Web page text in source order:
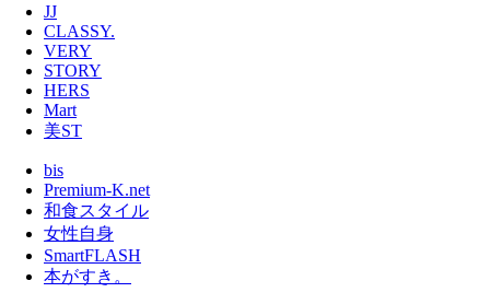
JJ
CLASSY.
VERY
STORY
HERS
Mart
美ST
bis
Premium-K.net
和食スタイル
女性自身
SmartFLASH
本がすき。